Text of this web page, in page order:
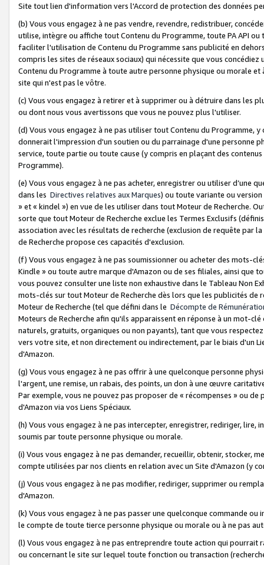
Site tout lien d'information vers l'Accord de protection des données
(b) Vous vous engagez à ne pas vendre, revendre, redistribuer,
utilise, intègre ou affiche tout Contenu du Programme, toute PA API
faciliter l'utilisation de Contenu du Programme sans publicité en
compris les sites de réseaux sociaux) qui nécessite que vous
Contenu du Programme à toute autre personne physique ou morale
site qui n'est pas le vôtre.
(c) Vous vous engagez à retirer et à supprimer ou à détruire dans les
ou dont nous vous avertissons que vous ne pouvez plus l'utiliser.
(d) Vous vous engagez à ne pas utiliser tout Contenu du Programme,
donnerait l'impression d'un soutien ou du parrainage d'une personne
service, toute partie ou toute cause (y compris en plaçant des
Programme).
(e) Vous vous engagez à ne pas acheter, enregistrer ou utiliser d’une
dans les Directives relatives aux Marques) ou toute variante ou
» et « kindel ») en vue de les utiliser dans tout Moteur de Recherche.
sorte que tout Moteur de Recherche exclue les Termes Exclusifs
association avec les résultats de recherche (exclusion de requête
de Recherche propose ces capacités d'exclusion.
(f) Vous vous engagez à ne pas soumissionner ou acheter des mots-
Kindle » ou toute autre marque d'Amazon ou de ses filiales, ainsi que
vous pouvez consulter une liste non exhaustive dans le Tableau Non
mots-clés sur tout Moteur de Recherche dès lors que les publicités de
Moteur de Recherche (tel que défini dans le Décompte de
Moteurs de Recherche afin qu'ils apparaissent en réponse à un mot-
naturels, gratuits, organiques ou non payants), tant que vous
vers votre site, et non directement ou indirectement, par le biais d'un
d'Amazon.
(g) Vous vous engagez à ne pas offrir à une quelconque personne
l'argent, une remise, un rabais, des points, un don à une œuvre
Par exemple, vous ne pouvez pas proposer de « récompenses » ou
d'Amazon via vos Liens Spéciaux.
(h) Vous vous engagez à ne pas intercepter, enregistrer, rediriger,
soumis par toute personne physique ou morale.
(i) Vous vous engagez à ne pas demander, recueillir, obtenir, stocker,
compte utilisées par nos clients en relation avec un Site d'Amazon (y
(j) Vous vous engagez à ne pas modifier, rediriger, supprimer ou
d'Amazon.
(k) Vous vous engagez à ne pas passer une quelconque commande
le compte de toute tierce personne physique ou morale ou à ne pas
(l) Vous vous engagez à ne pas entreprendre toute action qui
ou concernant le site sur lequel toute fonction ou transaction